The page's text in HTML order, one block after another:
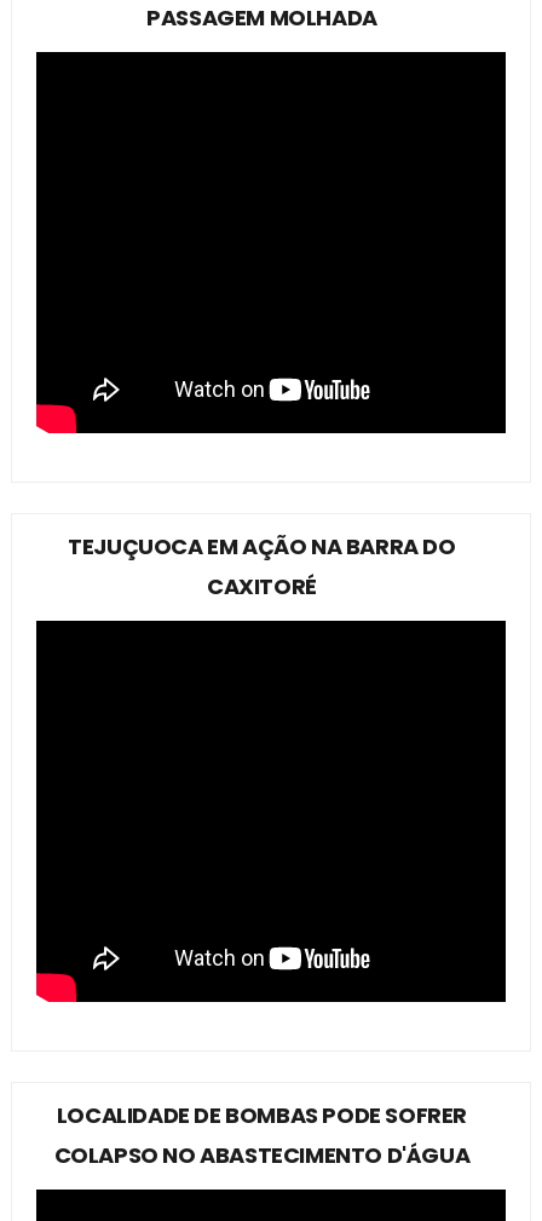
PASSAGEM MOLHADA
TEJUÇUOCA EM AÇÃO NA BARRA DO
CAXITORÉ
LOCALIDADE DE BOMBAS PODE SOFRER
COLAPSO NO ABASTECIMENTO D'ÁGUA